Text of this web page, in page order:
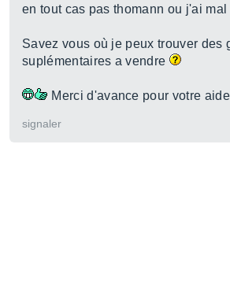
en tout cas pas thomann ou j'ai
Savez vous où je peux trouver des
suplémentaires a vendre
Merci d'avance pour votre
signaler